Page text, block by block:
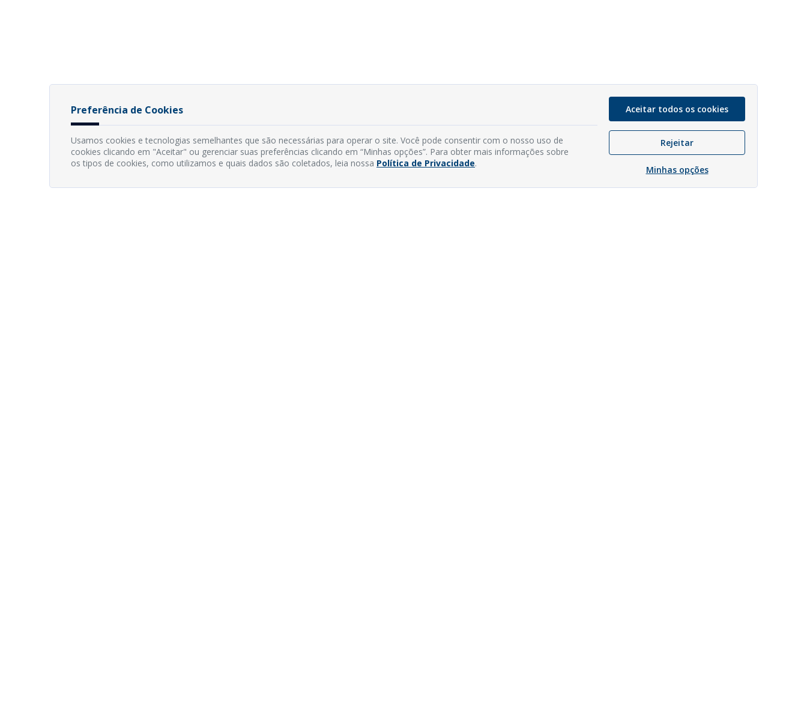
Preferência de Cookies
Usamos cookies e tecnologias semelhantes que são necessárias para operar o site. Você pode consentir com o nosso uso de
cookies clicando em "Aceitar" ou gerenciar suas preferências clicando em “Minhas opções”. Para obter mais informações sobre
os tipos de cookies, como utilizamos e quais dados são coletados, leia nossa Política de Privacidade.
Aceitar todos os cookies
Rejeitar
Minhas opções